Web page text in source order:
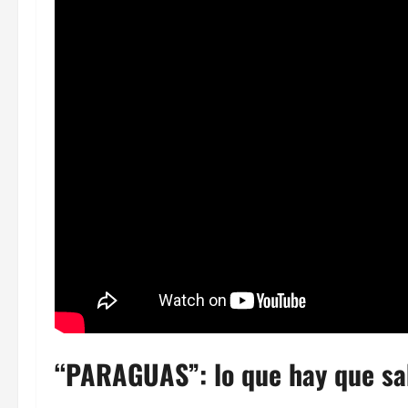
“PARAGUAS”: lo que hay que